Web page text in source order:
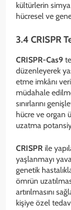
kültürlerin
hücresel ve
3.4 CRISPR
CRISPR-Cas9
düzenleyerek
etme imkânı
müdahale
sınırlarını
hücre ve organ
uzatma
CRISPR ile
yaşlanmayı
genetik
ömrün
artırılmasını
kişiye özel